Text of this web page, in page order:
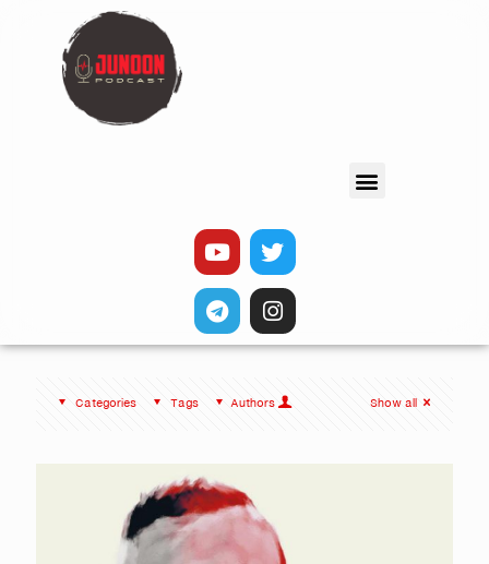
Categories Tags Authors Show all